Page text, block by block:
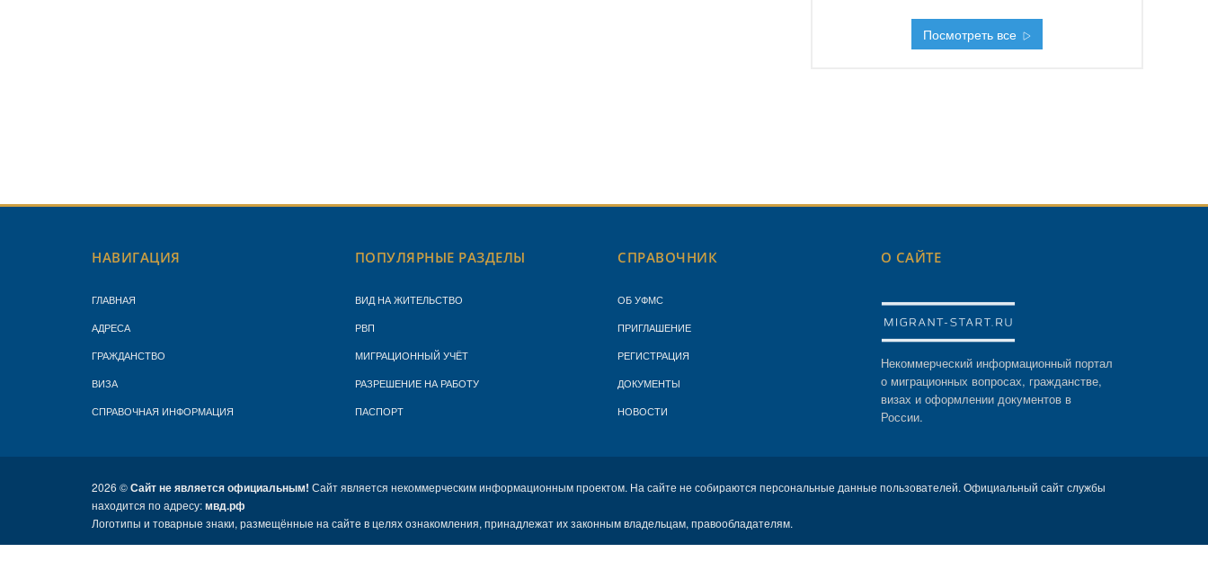
Посмотреть все
НАВИГАЦИЯ
ГЛАВНАЯ
АДРЕСА
ГРАЖДАНСТВО
ВИЗА
СПРАВОЧНАЯ ИНФОРМАЦИЯ
ПОПУЛЯРНЫЕ РАЗДЕЛЫ
ВИД НА ЖИТЕЛЬСТВО
РВП
МИГРАЦИОННЫЙ УЧЁТ
РАЗРЕШЕНИЕ НА РАБОТУ
ПАСПОРТ
СПРАВОЧНИК
ОБ УФМС
ПРИГЛАШЕНИЕ
РЕГИСТРАЦИЯ
ДОКУМЕНТЫ
НОВОСТИ
О САЙТЕ
Некоммерческий информационный портал
о миграционных вопросах, гражданстве,
визах и оформлении документов в
России.
2026 ©Сайт не является официальным! Сайт является некоммерческим информационным проектом. На сайте не собираются персональные данные пользователей. Официальный сайт службы
находится по адресу:мвд.рф
Логотипы и товарные знаки, размещённые на сайте в целях ознакомления, принадлежат их законным владельцам, правообладателям.